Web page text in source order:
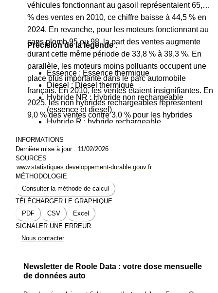
véhicules fonctionnant au gasoil représentaient 65,7
% des ventes en 2010, ce chiffre baisse à 44,5 % en
2024. En revanche, pour les moteurs fonctionnant au
sans plomb 95 ou 98, la part des ventes augmente
durant cette même période de 33,8 % à 39,3 %. En
parallèle, les moteurs moins polluants occupent une
place plus importante dans le parc automobile
français. En 2010, les ventes étaient insignifiantes. En
2025, les non hybrides rechargeables représentent
9,0 % des ventes contre 3,0 % pour les hybrides
Selon nos données concernant la
ventes de véhicules neufs par motorisation
chiffres sont bien différents. Cela s'explique par une
volonté des constructeurs de privilégier la construction
de véhicules plus propres.
Précision de la légende :
Essence : Essence thermique
Diesel : Diesel thermique
Hybride NR : Hybride non rechargeable
(essence et diesel)
Hybride R : hybride rechargeable
Gaz : Gaz et non défini
INFORMATIONS
Dernière mise à jour : 11/02/2026
SOURCES
www.statistiques.developpement-durable.gouv.fr
MÉTHODOLOGIE
Consulter la méthode de calcul
TÉLÉCHARGER LE GRAPHIQUE
PDF
CSV
Excel
SIGNALER UNE ERREUR
Nous contacter
Newsletter de Roole Data : votre dose mensuelle
de données auto